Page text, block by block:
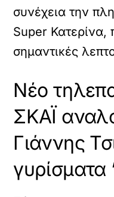
συνέχεια την
Super Κατερίνα,
σημαντικές
Νέο
ΣΚΑΪ
Γιάννης
γυρίσματα